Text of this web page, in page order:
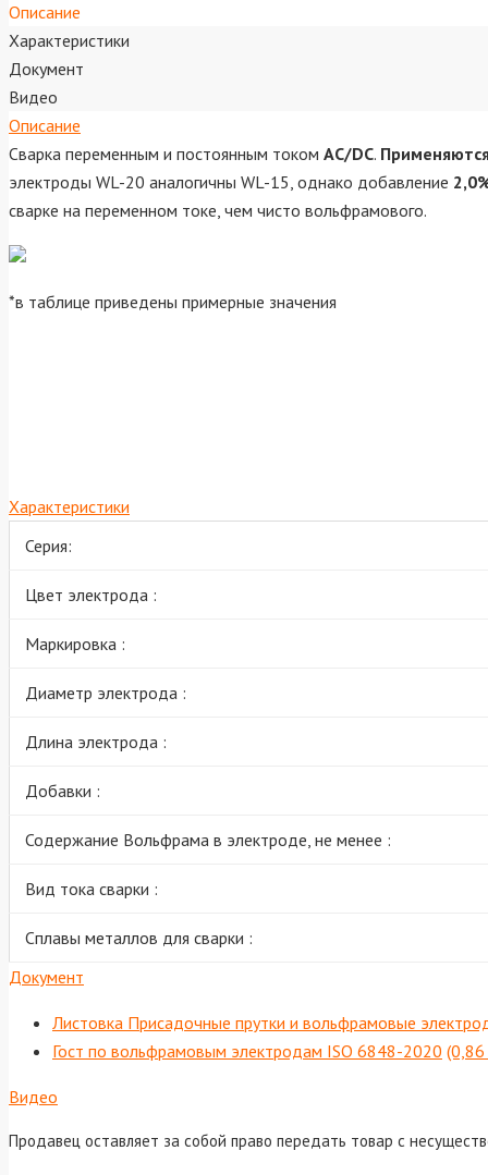
Описание
Характеристики
Документ
Видео
Описание
Сварка переменным и постоянным током AC/DC.
электроды WL-20 аналогичны WL-15, однако добавление
сварке на переменном токе, чем чисто вольфрамового.
*в таблице приведены примерные значения
Характеристики
Серия:
Цвет электрода :
Маркировка :
Диаметр электрода :
Длина электрода :
Добавки :
Содержание Вольфрама в электроде, не менее :
Вид тока сварки :
Сплавы металлов для сварки :
Документ
Листовка Присадочные прутки и вольфрамовые
Гост по вольфрамовым электродам ISO 6848-2020
Видео
Продавец оставляет за собой право передать товар с